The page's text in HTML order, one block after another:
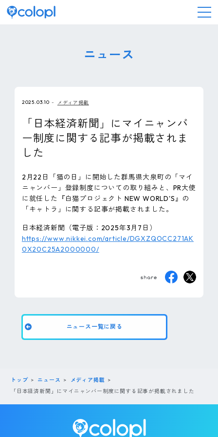
IR情報
サステナビリティ
ピンマーク
ニュース
2025.03.10 メディア掲載
「日本経済新聞」にマイニャンバ
ー制度に関する記事が掲載されま
した
2月22日「猫の日」に開始した群馬県大泉町の「マイ
ニャンバー」登録制度についての取り組みと、PR大使
に就任した『白猫プロジェクト NEW WORLD'S』の
「キャトラ」に関する記事が掲載されました。
日本経済新聞（電子版：2025年3月7日）
https://www.nikkei.com/article/DGXZQOCC271AK
0X20C25A2000000/
ニュース一覧に戻る
トップ ニュース
メディア掲載
「日本経済新聞」にマイニャンバー制度に関する記事が掲載されました